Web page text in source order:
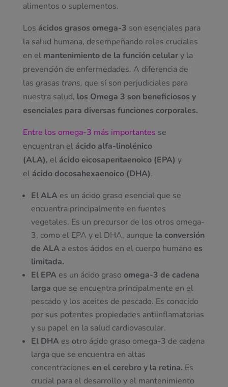
alimentos o suplementos.
Los ácidos grasos omega-3 son esenciales para
la salud humana, desempeñando roles cruciales
en el mantenimiento de la función celulary la
prevención de enfermedades. A diferencia de
las grasas trans, que sí son perjudiciales para
nuestra salud, los Omega 3 son beneficiosos y
esenciales para diversas funciones corporales.
Entre los omega-3 más importantes se
encuentran el ácido alfa-linolénico
(ALA), el ácido eicosapentaenoico (EPA) y
el ácido docosahexaenoico (DHA).
El ALAes un ácido graso esencial que se
encuentra principalmente en fuentes
vegetales. Es un precursor de los otros omega-
3, como el EPA y el DHA, aunque la conversión
de ALAa estos ácidos en el cuerpo humano es
limitada.
El EPAes un ácido graso omega-3 de cadena
larga que se encuentra principalmente en el
pescado y los aceites de pescado. Es conocido
por sus potentes propiedades antiinflamatorias
y su papel en la salud cardiovascular.
El DHAes otro ácido graso omega-3 de cadena
larga que se encuentra en altas
concentraciones en el cerebro y la retina. Es
crucial para el desarrollo y el mantenimiento